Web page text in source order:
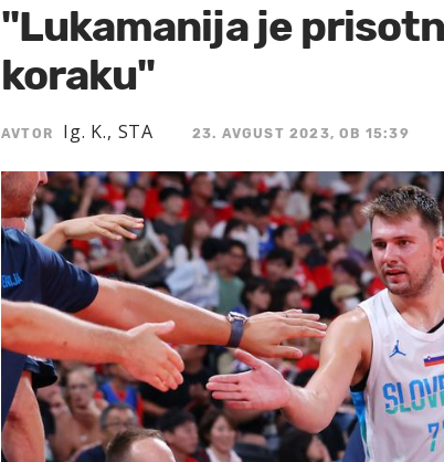
"Lukamanija je
koraku"
AVTOR Ig. K., STA 23. AVGUST 2023, OB 15:39